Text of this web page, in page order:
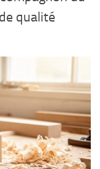
qualité